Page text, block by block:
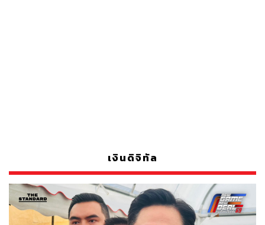
เงินดิจิทัล